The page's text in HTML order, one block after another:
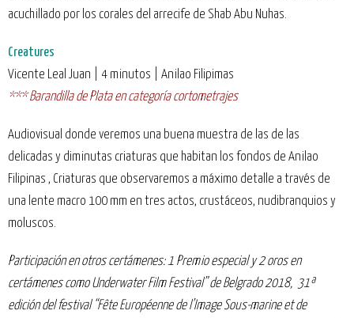
acuchillado por los corales del arrecife de Shab Abu Nuhas.
Creatures
Vicente Leal Juan | 4 minutos | Anilao Filipimas
*** Barandilla de Plata en categoría cortometrajes
Audiovisual donde veremos una buena muestra de las de las
delicadas y diminutas criaturas que habitan los fondos de Anilao
Filipinas , Criaturas que observaremos a máximo detalle a través de
una lente macro 100 mm en tres actos, crustáceos, nudibranquios y
moluscos.
Participación en otros certámenes: 1 Premio especial y 2 oros en
certámenes como Underwater Film Festival” de Belgrado 2018, 31ª
edición del festival “Fête Européenne de l’Image Sous-marine et de